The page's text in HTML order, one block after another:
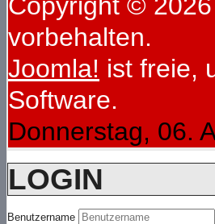
Copyright ©
vorbehalten.
Joomla! ist freie,
Software.
Donnerstag, 06.
LOGIN
Benutzername